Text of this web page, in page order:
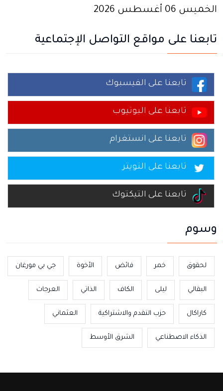
الخميس 06 أغسطس 2026
تابعنا على مواقع التواصل الإجتماعية
تابعنا على الفيسبوك
تابعنا على اليوتيوب
تابعنا على انستغرام
تابعنا على التويتر
تابعنا على التيكتوك
وسوم
لحقوق خمر فائض الأخوة جي بي مورغان
البقالي ليلى الكاف الذاتي العرجات
كاراكال حزب التقدم والاشتراكية العثماني
الذكاء الاصطناعي الشرق الأوسط